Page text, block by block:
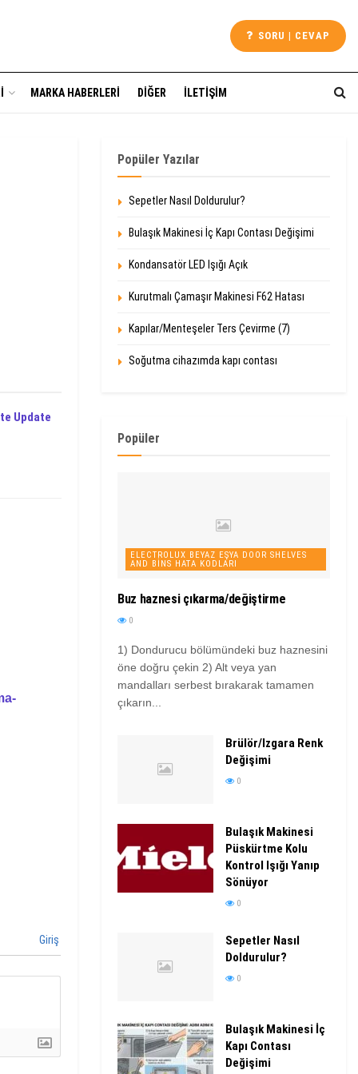
SORU | CEVAP
MARKA HABERLERI DIĞER İLETIŞIM
Update
Giriş
Popüler Yazılar
Sepetler Nasıl Doldurulur?
Bulaşık Makinesi İç Kapı Contası Değişimi
Kondansatör LED Işığı Açık
Kurutmalı Çamaşır Makinesi F62 Hatası
Kapılar/Menteşeler Ters Çevirme (7)
Soğutma cihazımda kapı contası
Popüler
ELECTROLUX BEYAZ EŞYA DOOR SHELVES
AND BINS HATA KODLARI
Buz haznesi çıkarma/değiştirme
0
1) Dondurucu bölümündeki buz haznesini
öne doğru çekin 2) Alt veya yan
mandalları serbest bırakarak tamamen
çıkarın...
Brülör/Izgara Renk
Değişimi
0
Bulaşık Makinesi
Püskürtme Kolu
Kontrol Işığı Yanıp
Sönüyor
0
Sepetler Nasıl
Doldurulur?
0
Bulaşık Makinesi İç
Kapı Contası
Değişimi